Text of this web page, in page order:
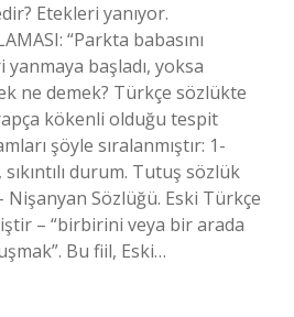
Etekleri yanıyor.
“Parkta babasını
başladı, yoksa
ne demek? Türkçe sözlükte
kökenli olduğu tespit
şöyle sıralanmıştır: 1-
sıkıntılı durum. Tutuş sözlük
Nişanyan Sözlüğü. Eski Türkçe
– “birbirini veya bir arada
Bu fiil, Eski…